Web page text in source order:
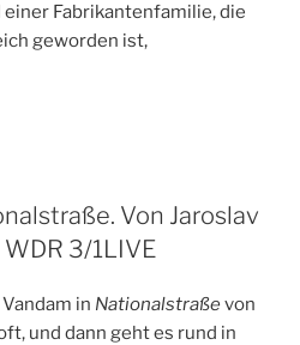
Fabrikantenfamilie, die
geworden ist,
Von Jaroslav
3/1LIVE
Vandam in Nationalstraßevon
und dann geht es rund in